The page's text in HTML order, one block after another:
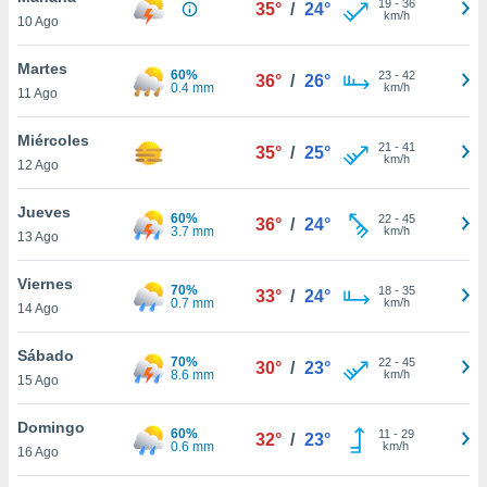
y
en
más
de
cookies
aceptar
10 Ago
35° / 24° 19- 36
km/h
Martes
11 Ago
60%
0.4 mm
36° / 26° 23- 42
km/h
Miércoles
12 Ago
35° / 25° 21 - 41
km/h
Jueves
13 Ago
60%
3.7 mm
36° / 24° 22- 45
km/h
Viernes
14 Ago
70%
0.7 mm
33° / 24° 18- 35
km/h
Sábado
15 Ago
70%
8.6 mm
30° / 23° 22- 45
km/h
Domingo
16 Ago
60%
0.6 mm
32° / 23° 11 - 29
km/h